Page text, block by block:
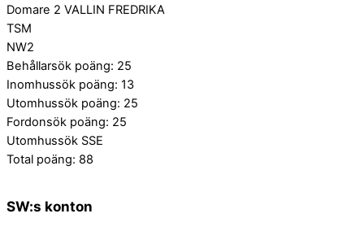
Domare 2 VALLIN FREDRIKA
TSM
NW2
Behållarsök poäng: 25
Inomhussök poäng: 13
Utomhussök poäng: 25
Fordonsök poäng: 25
Utomhussök SSE
Total poäng: 88
SW:s konton